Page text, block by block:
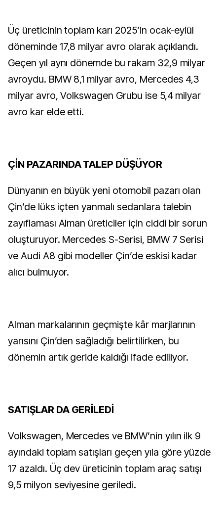
Üç üreticinin toplam karı 2025’in ocak-eylül
döneminde 17,8 milyar avro olarak açıklandı.
Geçen yıl aynı dönemde bu rakam 32,9 milyar
avroydu. BMW 8,1 milyar avro, Mercedes 4,3
milyar avro, Volkswagen Grubu ise 5,4 milyar
avro kar elde etti.
ÇİN PAZARINDA TALEP DÜŞÜYOR
Dünyanın en büyük yeni otomobil pazarı olan
Çin’de lüks içten yanmalı sedanlara talebin
zayıflaması Alman üreticiler için ciddi bir sorun
oluşturuyor. Mercedes S-Serisi, BMW 7 Serisi
ve Audi A8 gibi modeller Çin’de eskisi kadar
alıcı bulmuyor.
Alman markalarının geçmişte kâr marjlarının
yarısını Çin’den sağladığı belirtilirken, bu
dönemin artık geride kaldığı ifade ediliyor.
SATIŞLAR DA GERİLEDİ
Volkswagen, Mercedes ve BMW’nin yılın ilk 9
ayındaki toplam satışları geçen yıla göre yüzde
17 azaldı. Üç dev üreticinin toplam araç satışı
9,5 milyon seviyesine geriledi.